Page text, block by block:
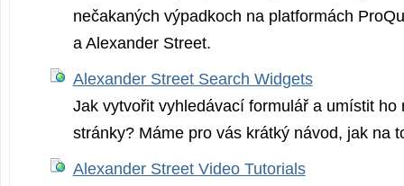
nečakaných výpadkoch na platformách
a Alexander Street.
Alexander Street Search Widgets
Jak vytvořit vyhledávací formulář a umístit ho
stránky? Máme pro vás krátký návod, jak na
Alexander Street Video Tutorials